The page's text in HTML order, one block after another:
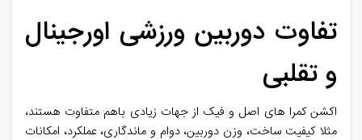
تفاوت دوربین ورزشی اورجینال
و تقلبی
اکشن کمرا های اصل و فیک از جهات زیادی باهم متفاوت هستند،
مثلا کیفیت ساخت، وزن دوربین، دوام و ماندگاری، عملکرد، امکانات